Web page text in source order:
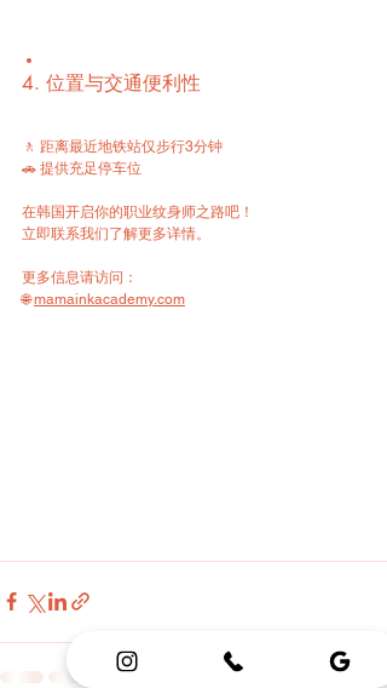
4. 位置与交通便利性
🚶 距离最近地铁站仅步行3分钟
🚗 提供充足停车位
在韩国开启你的职业纹身师之路吧！
立即联系我们了解更多详情。
更多信息请访问：
🌐 mamainkacademy.com